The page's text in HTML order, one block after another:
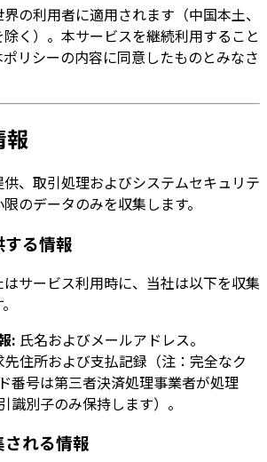
の利用者に適用されます（中国本土、
く）。本サービスを継続利用すること
リシーの内容に同意したものとみなさ
報
、取引処理およびシステムセキュリテ
のデータのみを収集します。
る情報
サービス利用時に、当社は以下を収集
: 氏名およびメールアドレス。
先住所および支払記録（注：完全なク
番号は第三者決済処理事業者が処理
識別子のみ保持します）。
れる情報